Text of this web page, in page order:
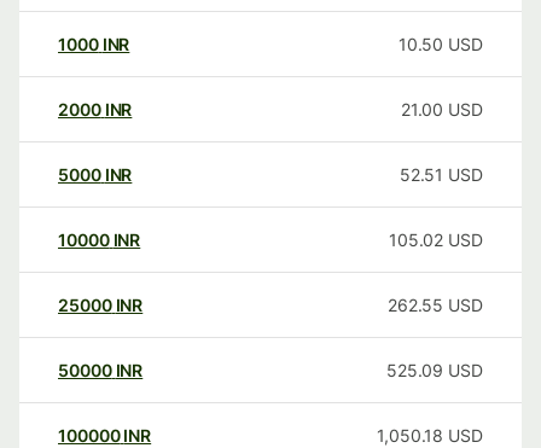
1000 INR 10.50 USD
2000 INR 21.00 USD
5000 INR 52.51 USD
10000 INR 105.02 USD
25000 INR 262.55 USD
50000 INR 525.09 USD
100000 INR 1,050.18 USD